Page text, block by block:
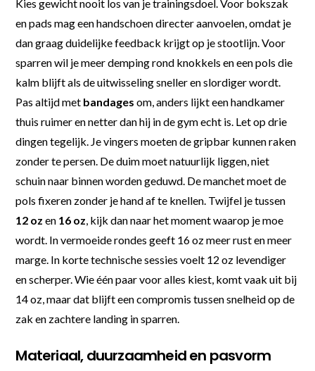
Kies gewicht nooit los van je trainingsdoel. Voor bokszak
en pads mag een handschoen directer aanvoelen, omdat je
dan graag duidelijke feedback krijgt op je stootlijn. Voor
sparren wil je meer demping rond knokkels en een pols die
kalm blijft als de uitwisseling sneller en slordiger wordt.
Pas altijd met bandages om, anders lijkt een handkamer
thuis ruimer en netter dan hij in de gym echt is. Let op drie
dingen tegelijk. Je vingers moeten de gripbar kunnen raken
zonder te persen. De duim moet natuurlijk liggen, niet
schuin naar binnen worden geduwd. De manchet moet de
pols fixeren zonder je hand af te knellen. Twijfel je tussen
12 oz en 16 oz, kijk dan naar het moment waarop je moe
wordt. In vermoeide rondes geeft 16 oz meer rust en meer
marge. In korte technische sessies voelt 12 oz levendiger
en scherper. Wie één paar voor alles kiest, komt vaak uit bij
14 oz, maar dat blijft een compromis tussen snelheid op de
zak en zachtere landing in sparren.
Materiaal, duurzaamheid en pasvorm